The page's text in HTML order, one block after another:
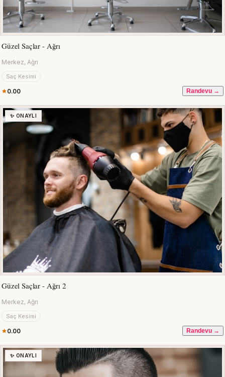
Güzel Saçlar - Ağrı
Merkez, Ağrı
Saç Kesimi
0.00 Randevu →
✨ ONAYLI
Güzel Saçlar - Ağrı 2
Merkez, Ağrı
Saç Kesimi
0.00 Randevu →
✨ ONAYLI